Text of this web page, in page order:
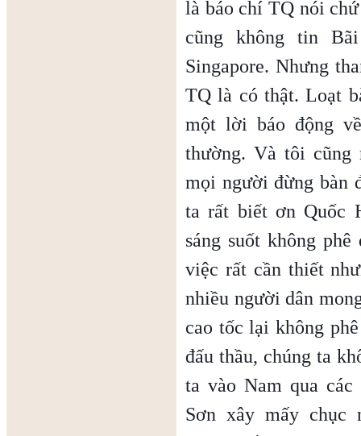
là báo chí TQ nói
cũng không tin
Singapore. Nhưng
TQ là có thật. Loạt
một lời báo động
thường. Và tôi
mọi người đừng bàn
ta rất biết ơn Quốc
sáng suốt không
việc rất cần thiết
nhiều người dân
cao tốc lại không
đấu thầu, chúng ta
ta vào Nam qua
Sơn xây mấy chục